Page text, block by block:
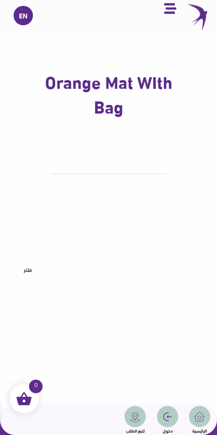
تخطي
المحتوى
EN
الرئيسية دخول تتبع الطلب
Orange Mat WIth
Bag
فلتر
جميع الحقوق محفوظة | سمامة 2025 | دولة قطر
0